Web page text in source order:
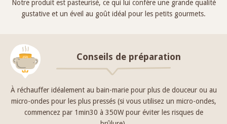
Notre produit est pasteurisé, ce qui lui confère une grande qualité
gustative et un éveil au goût idéal pour les petits gourmets.
Conseils de préparation
À réchauffer idéalement au bain-marie pour plus de douceur ou au
micro-ondes pour les plus pressés (si vous utilisez un micro-ondes,
commencez par 1min30 à 350W pour éviter les risques de